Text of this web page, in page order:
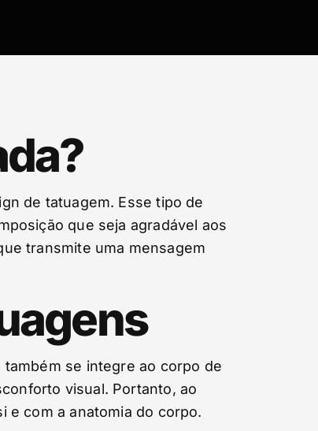
de tatuagem. Esse tipo de
que seja agradável aos
transmite uma mensagem
se integre ao corpo de
visual. Portanto, ao
e com a anatomia do corpo.